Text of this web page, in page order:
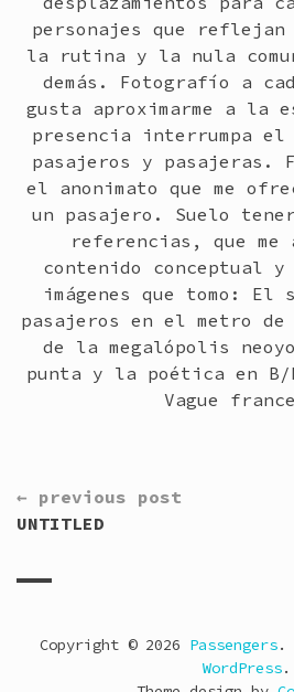
personajes que reflejan
la rutina y la nula
demás. Fotografío a
gusta aproximarme a la
presencia interrumpa el
pasajeros y pasajeras.
el anonimato que me
un pasajero. Suelo
referencias, que me
contenido conceptual
imágenes que tomo:
pasajeros en el metro
de la megalópolis
punta y la poética en B/
Vague
CONTINUE
READING
← previous post
UNTITLED
Copyright © 2026 Passengers.
WordPress.